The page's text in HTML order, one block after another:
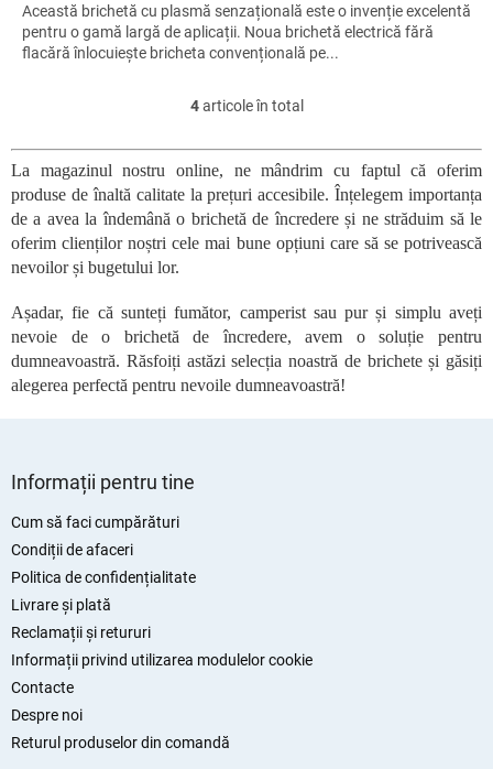
Această brichetă cu plasmă senzațională este o invenție excelentă
pentru o gamă largă de aplicații. Noua brichetă electrică fără
flacără înlocuiește bricheta convențională pe...
C
n
t
r
o
l
i
s
t
ă
4articole în total
La magazinul nostru online, ne mândrim cu faptul că oferim
produse de înaltă calitate la prețuri accesibile. Înțelegem importanța
de a avea la îndemână o brichetă de încredere și ne străduim să le
oferim clienților noștri cele mai bune opțiuni care să se potrivească
nevoilor și bugetului lor.
Așadar, fie că sunteți fumător, camperist sau pur și simplu aveți
nevoie de o brichetă de încredere, avem o soluție pentru
dumneavoastră. Răsfoiți astăzi selecția noastră de brichete și găsiți
alegerea perfectă pentru nevoile dumneavoastră!
Informații pentru tine
Cum să faci cumpărături
Condiții de afaceri
Politica de confidențialitate
Livrare și plată
Reclamații și retururi
Informații privind utilizarea modulelor cookie
Contacte
Despre noi
Returul produselor din comandă